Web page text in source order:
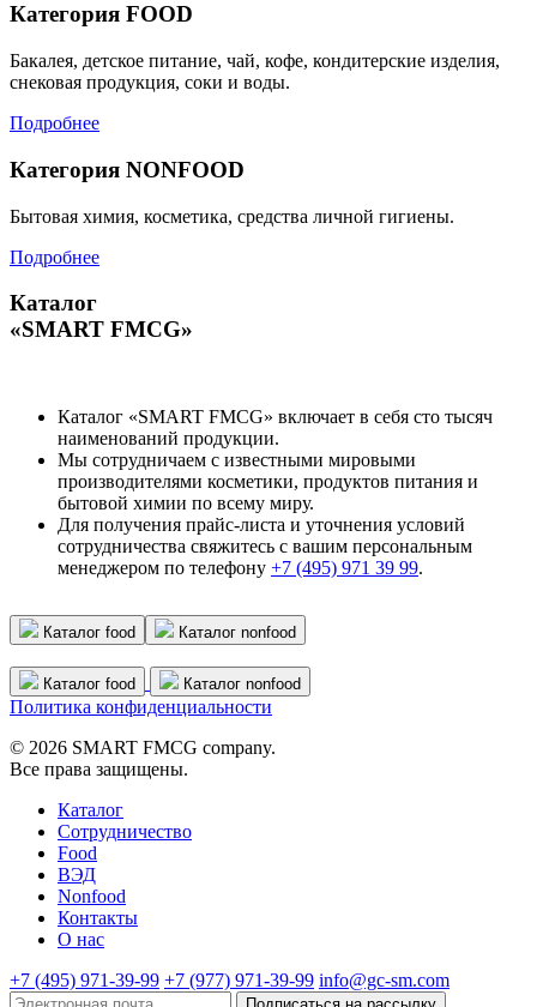
Категория FOOD
Бакалея, детское питание, чай, кофе, кондитерские изделия,
снековая продукция, соки и воды.
Подробнее
Категория NONFOOD
Бытовая химия, косметика, средства личной гигиены.
Подробнее
Каталог
«SMART FMCG»
Каталог «SMART FMCG» включает в себя сто тысяч
наименований продукции.
Мы сотрудничаем с известными мировыми
производителями косметики, продуктов питания и
бытовой химии по всему миру.
Для получения прайс-листа и уточнения условий
сотрудничества свяжитесь с вашим персональным
менеджером по телефону +7 (495) 971 39 99.
Каталог food Каталог nonfood
Каталог food Каталог nonfood
Политика конфиденциальности
© 2026 SMART FMCG company.
Все права защищены.
Каталог
Cотрудничество
Food
ВЭД
Nonfood
Контакты
О нас
+7 (495) 971-39-99 +7 (977) 971-39-99 info@gc-sm.com